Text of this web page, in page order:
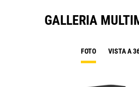
GALLERIA
FOTO VISTA A